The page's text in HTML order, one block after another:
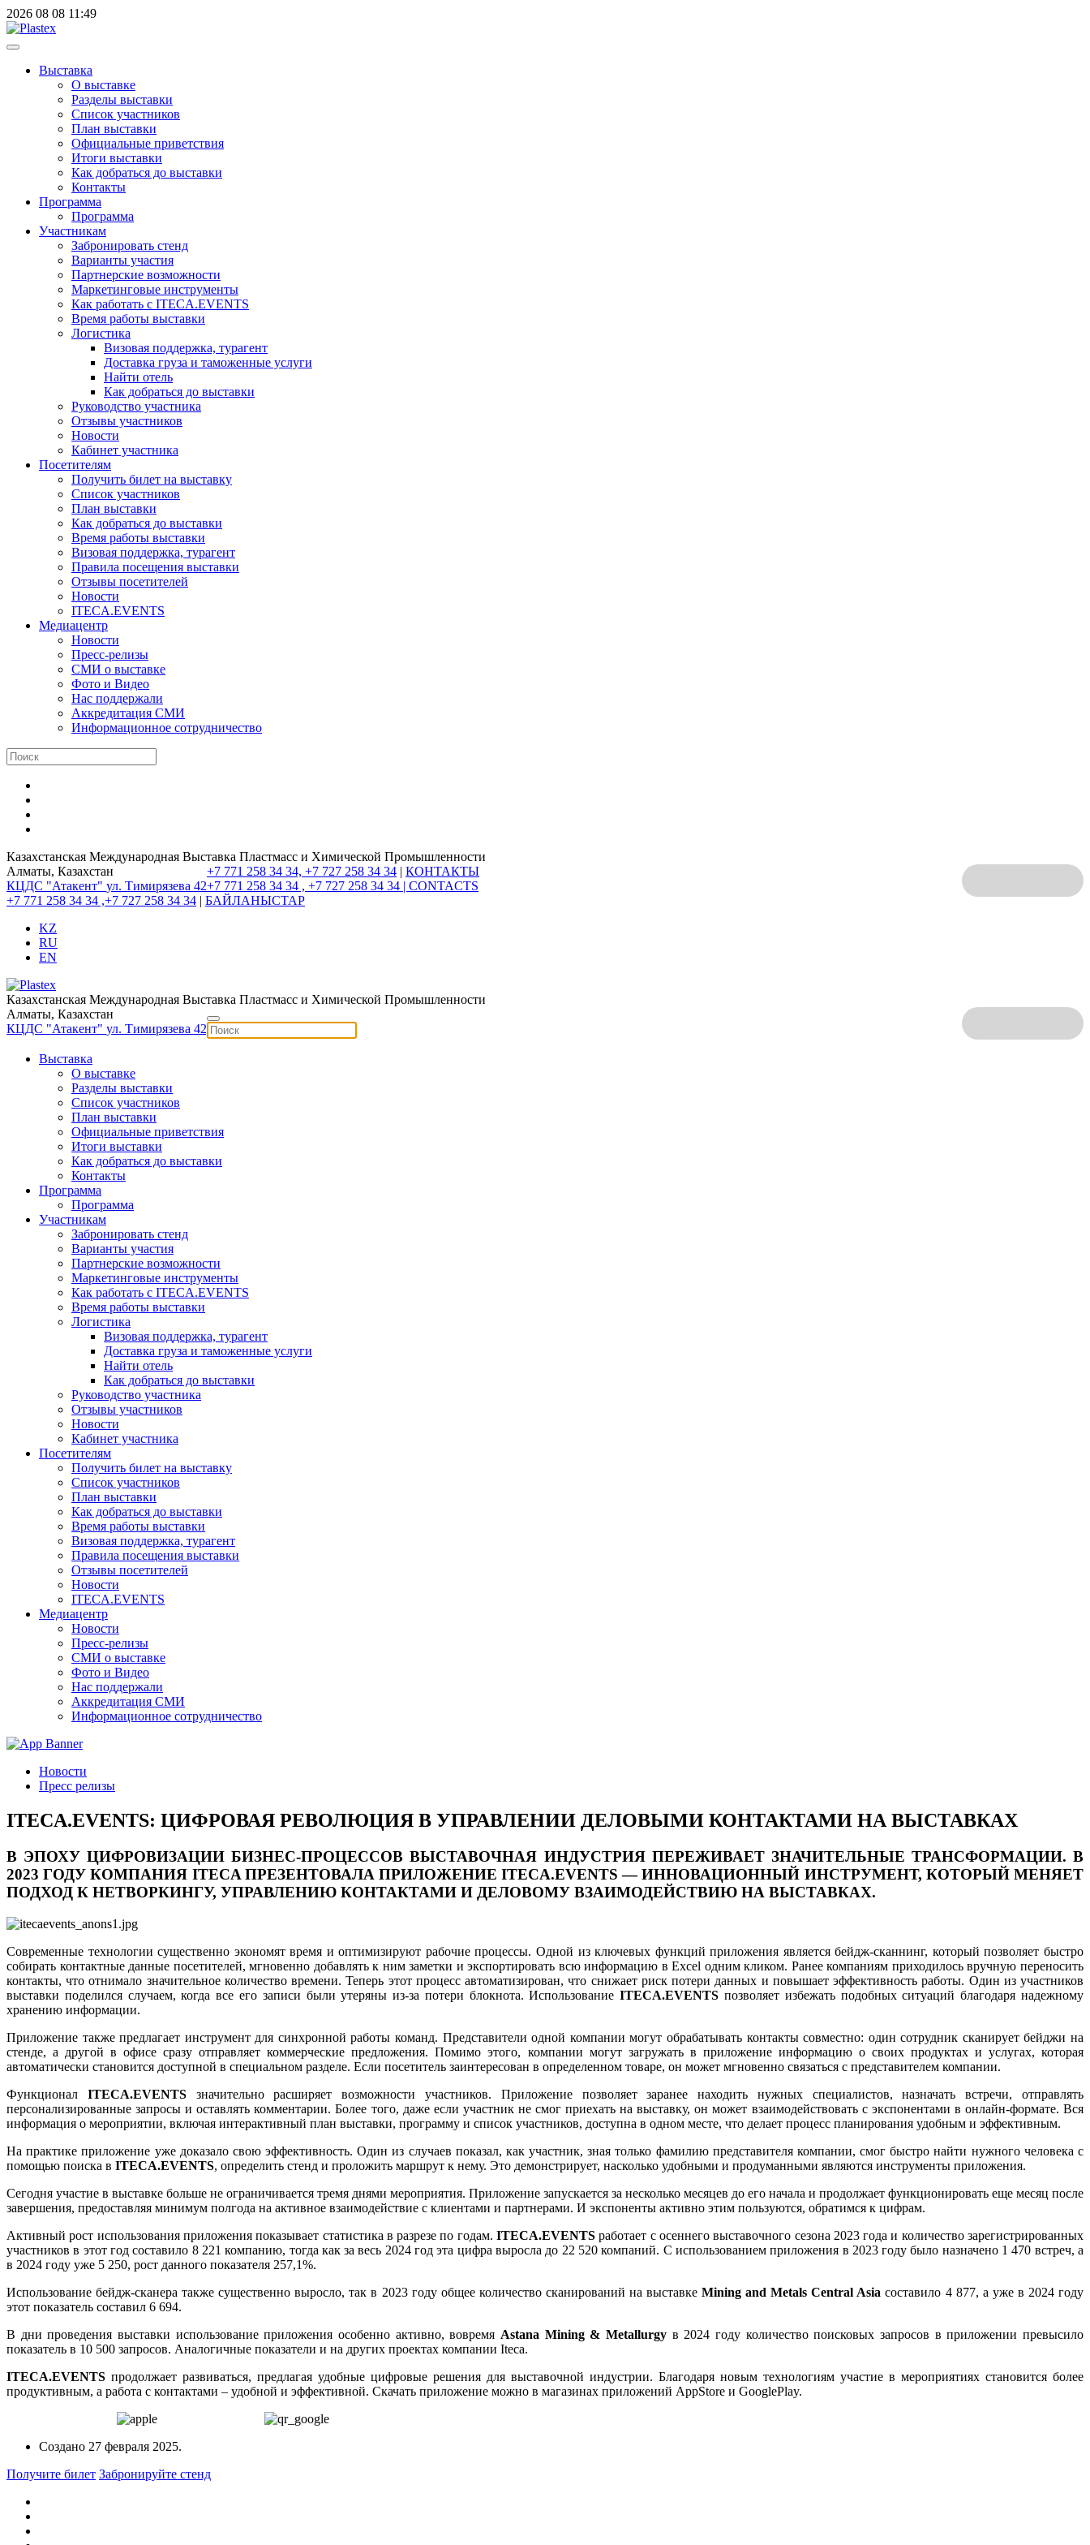
2026 08 08 11:49
Выставка
О выставке
Разделы выставки
Список участников
План выставки
Официальные приветствия
Итоги выставки
Как добраться до выставки
Контакты
Программа
Программа
Участникам
Забронировать стенд
Варианты участия
Партнерские возможности
Маркетинговые инструменты
Как работать с ITECA.EVENTS
Время работы выставки
Логистика
Визовая поддержка, турагент
Доставка груза и таможенные услуги
Найти отель
Как добраться до выставки
Руководство участника
Отзывы участников
Новости
Кабинет участника
Посетителям
Получить билет на выставку
Список участников
План выставки
Как добраться до выставки
Время работы выставки
Визовая поддержка, турагент
Правила посещения выставки
Отзывы посетителей
Новости
ITECA.EVENTS
Медиацентр
Новости
Пресс-релизы
СМИ о выставке
Фото и Видео
Нас поддержали
Аккредитация СМИ
Информационное сотрудничество
Казахстанская Международная Выставка Пластмасс и Химической Промышленности
Алматы, Казахстан
КЦДС "Атакент" ул. Тимирязева 42
+7 771 258 34 34, +7 727 258 34 34 | КОНТАКТЫ
+7 771 258 34 34 , +7 727 258 34 34 | CONTACTS
+7 771 258 34 34 ,+7 727 258 34 34 | БАЙЛАНЫСТАР
KZ
RU
EN
Казахстанская Международная Выставка Пластмасс и Химической Промышленности
Алматы, Казахстан
КЦДС "Атакент" ул. Тимирязева 42
Выставка
О выставке
Разделы выставки
Список участников
План выставки
Официальные приветствия
Итоги выставки
Как добраться до выставки
Контакты
Программа
Программа
Участникам
Забронировать стенд
Варианты участия
Партнерские возможности
Маркетинговые инструменты
Как работать с ITECA.EVENTS
Время работы выставки
Логистика
Визовая поддержка, турагент
Доставка груза и таможенные услуги
Найти отель
Как добраться до выставки
Руководство участника
Отзывы участников
Новости
Кабинет участника
Посетителям
Получить билет на выставку
Список участников
План выставки
Как добраться до выставки
Время работы выставки
Визовая поддержка, турагент
Правила посещения выставки
Отзывы посетителей
Новости
ITECA.EVENTS
Медиацентр
Новости
Пресс-релизы
СМИ о выставке
Фото и Видео
Нас поддержали
Аккредитация СМИ
Информационное сотрудничество
Новости
Пресс релизы
ITECA.EVENTS: ЦИФРОВАЯ РЕВОЛЮЦИЯ В УПРАВЛЕНИИ ДЕЛОВЫМИ КОНТАКТАМИ НА ВЫСТАВКАХ
В ЭПОХУ ЦИФРОВИЗАЦИИ БИЗНЕС-ПРОЦЕССОВ ВЫСТАВОЧНАЯ ИНДУСТРИЯ ПЕРЕЖИВАЕТ ЗНАЧИТЕЛЬНЫЕ ТРАНСФОРМАЦИИ. В
2023 ГОДУ КОМПАНИЯ ITECA ПРЕЗЕНТОВАЛА ПРИЛОЖЕНИЕITECA.EVENTS — ИННОВАЦИОННЫЙ ИНСТРУМЕНТ, КОТОРЫЙ МЕНЯЕТ
ПОДХОД К НЕТВОРКИНГУ, УПРАВЛЕНИЮ КОНТАКТАМИ И ДЕЛОВОМУ ВЗАИМОДЕЙСТВИЮ НА ВЫСТАВКАХ.
Современные технологии существенно экономят время и оптимизируют рабочие процессы. Одной из ключевых функций приложения является бейдж-сканнинг, который позволяет быстро
собирать контактные данные посетителей, мгновенно добавлять к ним заметки и экспортировать всю информацию в Excel одним кликом. Ранее компаниям приходилось вручную переносить
контакты, что отнимало значительное количество времени. Теперь этот процесс автоматизирован, что снижает риск потери данных и повышает эффективность работы. Один из участников
выставки поделился случаем, когда все его записи были утеряны из-за потери блокнота. ИспользованиеITECA.EVENTS позволяет избежать подобных ситуаций благодаря надежному
хранению информации.
Приложение также предлагает инструмент для синхронной работы команд. Представители одной компании могут обрабатывать контакты совместно: один сотрудник сканирует бейджи на
стенде, а другой в офисе сразу отправляет коммерческие предложения. Помимо этого, компании могут загружать в приложение информацию о своих продуктах и услугах, которая
автоматически становится доступной в специальном разделе. Если посетитель заинтересован в определенном товаре, он может мгновенно связаться с представителем компании.
Функционал ITECA.EVENTSзначительно расширяет возможности участников. Приложение позволяет заранее находить нужных специалистов, назначать встречи, отправлять
персонализированные запросы и оставлять комментарии. Более того, даже если участник не смог приехать на выставку, он может взаимодействовать с экспонентами в онлайн-формате. Вся
информация о мероприятии, включая интерактивный план выставки, программу и список участников, доступна в одном месте, что делает процесс планирования удобным и эффективным.
На практике приложение уже доказало свою эффективность. Один из случаев показал, как участник, зная только фамилию представителя компании, смог быстро найти нужного человека с
помощью поиска в ITECA.EVENTS, определить стенд и проложить маршрут к нему. Это демонстрирует, насколько удобными и продуманными являются инструменты приложения.
Сегодня участие в выставке больше не ограничивается тремя днями мероприятия. Приложение запускается за несколько месяцев до его начала и продолжает функционировать еще месяц после
завершения, предоставляя минимум полгода на активное взаимодействие с клиентами и партнерами. И экспоненты активно этим пользуются, обратимся к цифрам.
Активный рост использования приложения показывает статистика в разрезе по годам. ITECA.EVENTS работает с осеннего выставочного сезона 2023 года и количество зарегистрированных
участников в этот год составило 8 221 компанию, тогда как за весь 2024 год эта цифра выросла до 22 520 компаний. С использованием приложения в 2023 году было назначено 1 470 встреч, а
в 2024 году уже 5 250, рост данного показателя 257,1%.
Использование бейдж-сканера также существенно выросло, так в 2023 году общее количество cканирований на выставкеMining and Metals Central Asiaсоставило 4 877, а уже в 2024 году
этот показатель составил 6 694.
В дни проведения выставки использование приложения особенно активно, вовремя Astana Mining & Metallurgy в 2024 году количество поисковых запросов в приложении превысило
показатель в 10 500 запросов. Аналогичные показатели и на других проектах компании Iteca.
ITECA.EVENTS продолжает развиваться, предлагая удобные цифровые решения для выставочной индустрии. Благодаря новым технологиям участие в мероприятиях становится более
продуктивным, а работа с контактами – удобной и эффективной. Скачать приложение можно в магазинах приложений AppStore и GooglePlay.
Создано 27 февраля 2025.
Получите билет Забронируйте стенд